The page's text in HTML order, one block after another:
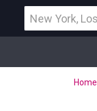
een
bestemming
Home